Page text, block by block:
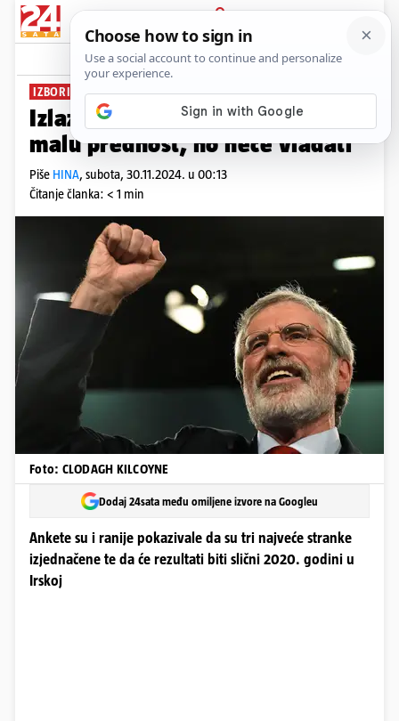
PRIJAVA
News Komentari
IZBORI U IRSKOJ
Izlazne ankete: Sinn Fein ima
malu prednost, no neće vladati
Piše HINA, subota, 30.11.2024. u 00:13
Čitanje članka: < 1 min
Foto: CLODAGH KILCOYNE
Dodaj 24sata među omiljene izvore na Googleu
Ankete su i ranije pokazivale da su tri najveće stranke
izjednačene te da će rezultati biti slični 2020. godini u
Irskoj